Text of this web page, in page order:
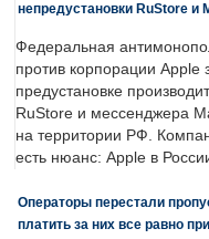
непредустановки RuStore и
Федеральная
против корпорации Apple
предустановке
RuStore и мессенджера
на территории РФ.
есть нюанс: Apple в
Операторы перестали
платить за них все равно